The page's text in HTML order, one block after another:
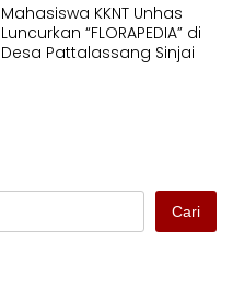
Mahasiswa KKNT Unhas
Luncurkan “FLORAPEDIA” di
Desa Pattalassang Sinjai
Cari